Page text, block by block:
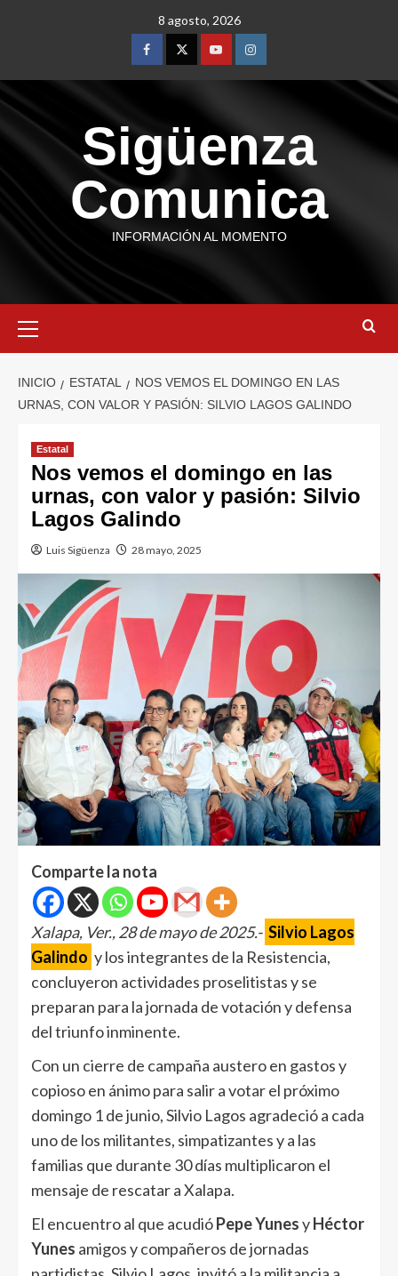
8 agosto, 2026
Sigüenza
Comunica
INFORMACIÓN AL MOMENTO
INICIO ESTATAL
NOS VEMOS EL DOMINGO EN LAS
URNAS, CON VALOR Y PASIÓN: SILVIO LAGOS GALINDO
Estatal
Nos vemos el domingo en las
urnas, con valor y pasión: Silvio
Lagos Galindo
Luis Sigüenza 28 mayo, 2025
Comparte la nota
Xalapa, Ver., 28 de mayo de 2025.- Silvio Lagos
Galindo y los integrantes de la Resistencia,
concluyeron actividades proselitistas y se
preparan para la jornada de votación y defensa
del triunfo inminente.
Con un cierre de campaña austero en gastos y
copioso en ánimo para salir a votar el próximo
domingo 1 de junio, Silvio Lagos agradeció a cada
uno de los militantes, simpatizantes y a las
familias que durante 30 días multiplicaron el
mensaje de rescatar a Xalapa.
El encuentro al que acudióPepe YunesyHéctor
Yunes amigos y compañeros de jornadas